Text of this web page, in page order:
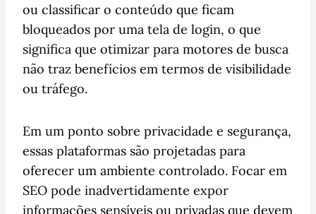
ou classificar o conteúdo que ficam
bloqueados por uma tela de login, o que
significa que otimizar para motores de busca
não traz benefícios em termos de visibilidade
ou tráfego.
Em um ponto sobre privacidade e segurança,
essas plataformas são projetadas para
oferecer um ambiente controlado. Focar em
SEO pode inadvertidamente expor
informações sensíveis ou privadas que devem